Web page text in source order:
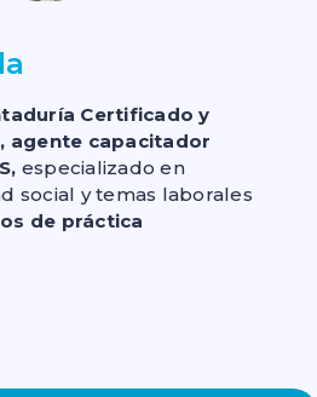
Certificado y
agente capacitador
especializado en
social y temas laborales
de práctica